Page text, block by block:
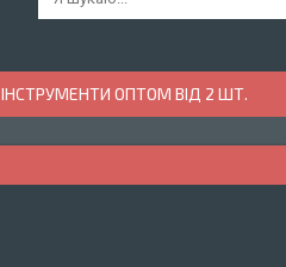
ІНСТРУМЕНТИ ОПТОМ ВІД 2 ШТ.